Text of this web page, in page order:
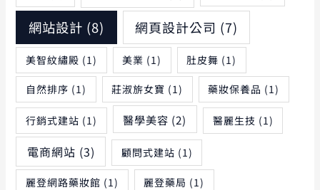
網站設計 (8) 網頁設計公司 (7)
美智紋繡殿 (1) 美業 (1) 肚皮舞 (1)
自然排序 (1) 莊淑旂女寶 (1) 藥妝保養品 (1)
行銷式建站 (1) 醫學美容 (2) 醫麗生技 (1)
電商網站 (3) 顧問式建站 (1)
麗登網路藥妝館 (1) 麗登藥局 (1)